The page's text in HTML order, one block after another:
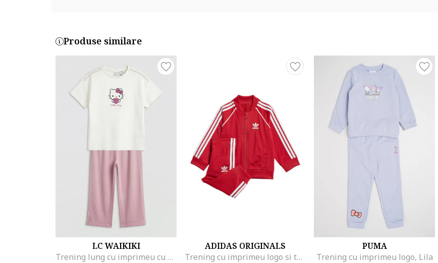
Produse similare
LC WAIKIKI
Trening lung cu imprimeu cu Hello Kitty, Roz aprins/Alb optic/Roz prafuit
ADIDAS ORIGINALS
Trening cu imprimeu logo si talie elastica, Alb/Coral
PUMA
Trening cu imprimeu logo, Lila